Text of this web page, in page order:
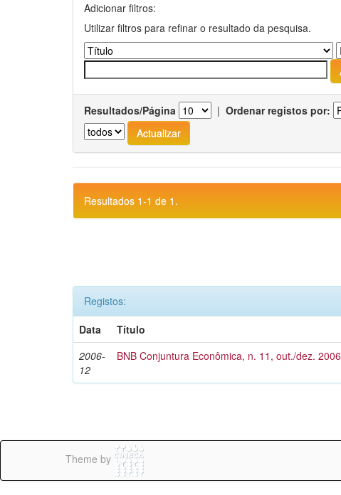
Adicionar filtros:
Utilizar filtros para refinar o resultado da pesquisa.
Resultados/Página | Ordenar registos por:
Resultados 1-1 de 1.
Registos:
Data
Título
2006-
12
BNB Conjuntura Econômica, n. 11, out./dez. 2006
Theme by